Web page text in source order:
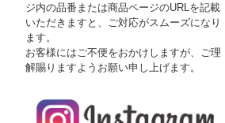
ジ内の品番または商品ページのURLを記載
いただきますと、ご対応がスムーズになり
ます。
お客様にはご不便をおかけしますが、ご理
解賜りますようお願い申し上げます。